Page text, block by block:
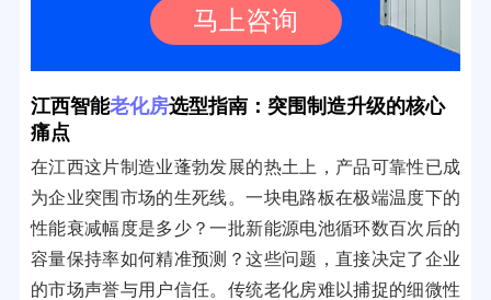
马上咨询
江西智能老化房选型指南：突围制造升级的核心
痛点
在江西这片制造业蓬勃发展的热土上，产品可靠性已成
为企业突围市场的生死线。一块电路板在极端温度下的
性能衰减幅度是多少？一批新能源电池循环数百次后的
容量保持率如何精准预测？这些问题，直接决定了企业
的市场声誉与用户信任。传统老化房难以捕捉的细微性